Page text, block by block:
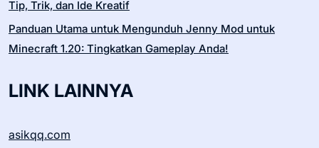
Tip, Trik, dan Ide Kreatif
Panduan Utama untuk Mengunduh Jenny Mod untuk
Minecraft 1.20: Tingkatkan Gameplay Anda!
LINK LAINNYA
asikqq.com